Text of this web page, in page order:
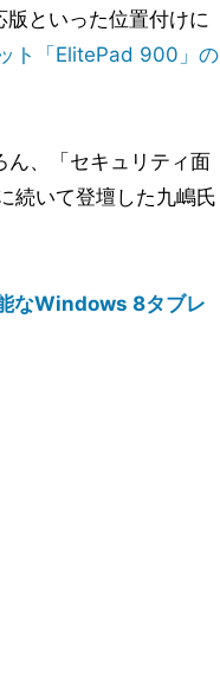
といった位置付けに
ト「ElitePad 900」の
ん、「セキュリティ面
続いて登壇した九嶋氏
なWindows 8タブレ